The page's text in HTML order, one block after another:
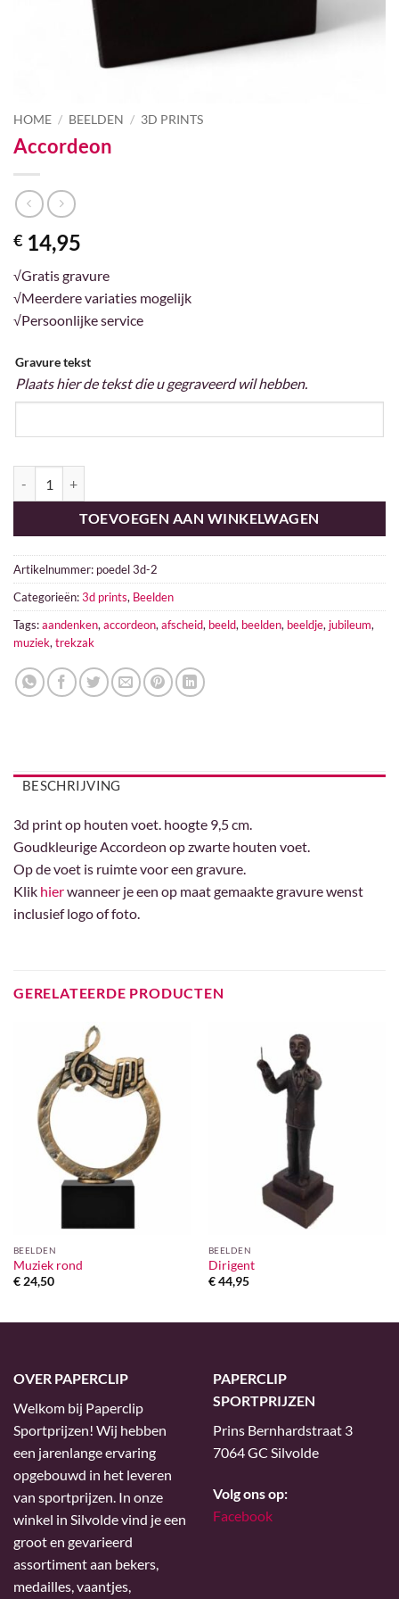
HOME / BEELDEN / 3D PRINTS
Accordeon
€ 14,95
√Gratis gravure
√Meerdere variaties mogelijk
√Persoonlijke service
Gravure tekst
Plaats hier de tekst die u gegraveerd wil hebben.
TOEVOEGEN AAN WINKELWAGEN
Artikelnummer: poedel 3d-2
Categorieën:3d prints, Beelden
Tags:aandenken,accordeon,afscheid, beeld, beelden, beeldje, jubileum,
muziek,trekzak
BESCHRIJVING
3d print op houten voet. hoogte 9,5 cm.
Goudkleurige Accordeon op zwarte houten voet.
Op de voet is ruimte voor een gravure.
Klik hierwanneer je een op maat gemaakte gravure wenst
inclusief logo of foto.
GERELATEERDE PRODUCTEN
BEELDEN
Muziek rond
€24,50
BEELDEN
Dirigent
€44,95
OVER PAPERCLIP
Welkom bij Paperclip
Sportprijzen! Wij hebben
een jarenlange ervaring
opgebouwd in het leveren
van sportprijzen. In onze
winkel in Silvolde vind je een
groot en gevarieerd
assortiment aan bekers,
medailles, vaantjes,
PAPERCLIP
SPORTPRIJZEN
Prins Bernhardstraat 3
7064 GC Silvolde
Volg ons op:
Facebook